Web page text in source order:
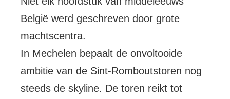
België werd geschreven door grote
machtscentra.
In Mechelen bepaalt de onvoltooide
ambitie van de Sint-Romboutstoren nog
steeds de skyline. De toren reikt tot